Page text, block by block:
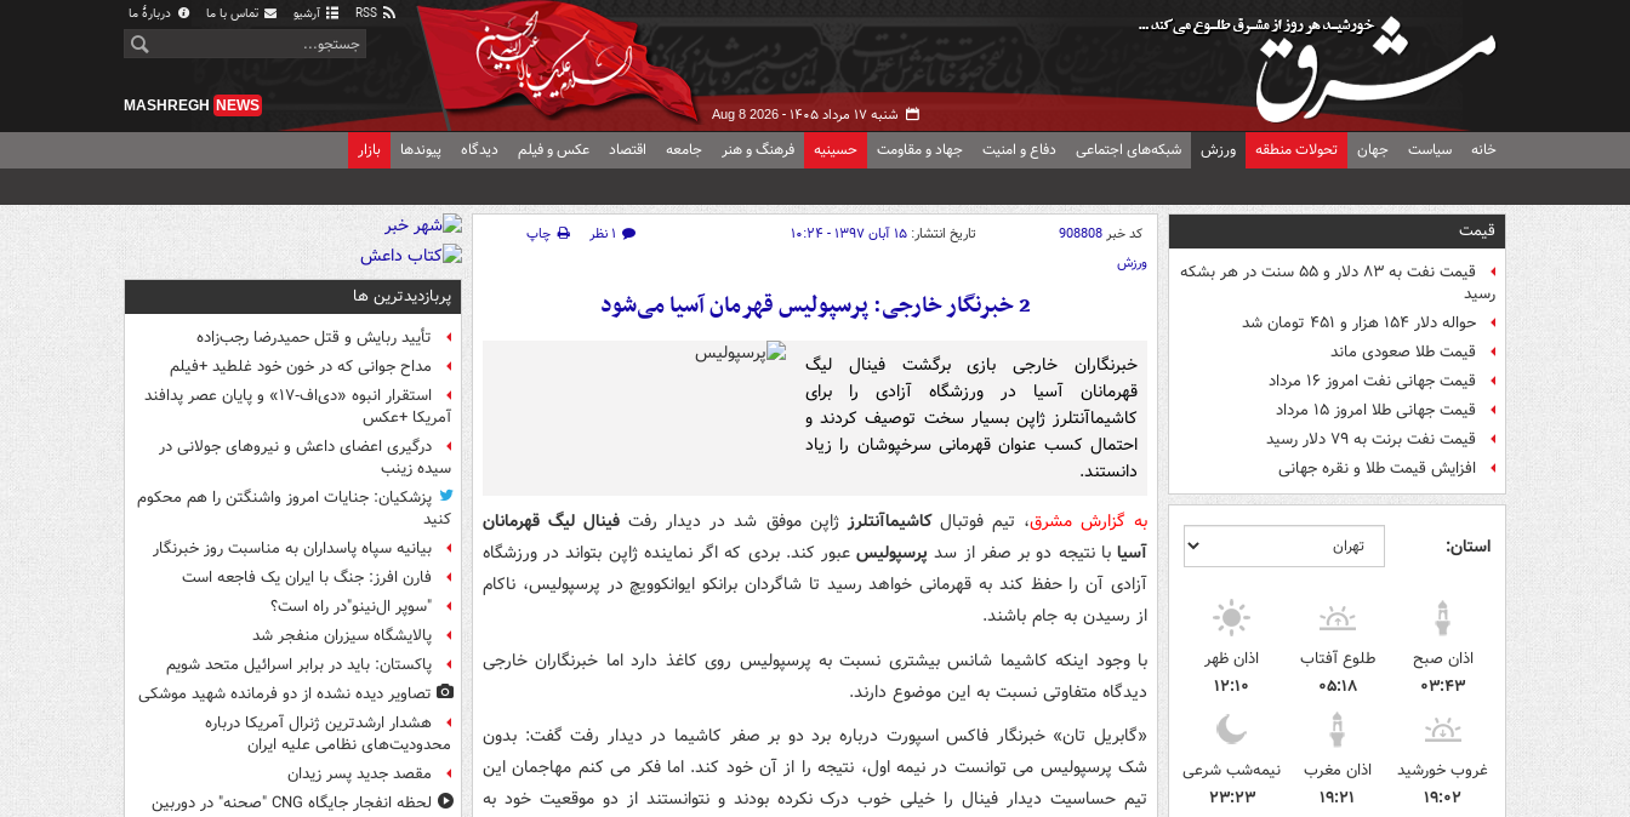
آرشیو تماس با ما دربارهٔ ما
شنبه ۱۷ مرداد ۱۴۰۵ - Aug 8 2026
MASHREGH NEWS
خانه سیاست جهان تحولات منطقه ورزش شبکه‌های اجتماعی دفاع و امنیت جهاد و مقاومت حسینیه فرهنگ و هنر جامعه اقتصاد عکس و فیلم دیدگاه پیوندها بازار
قیمت
قیمت نفت به ۸۳ دلار و ۵۵ سنت در هر بشکه
رسید
حواله دلار ۱۵۴ هزار و ۴۵۱ تومان شد
قیمت طلا صعودی ماند
قیمت جهانی نفت امروز ۱۶ مرداد
قیمت جهانی طلا امروز ۱۵ مرداد
قیمت نفت برنت به ۷۹ دلار رسید
افزایش قیمت طلا و نقره جهانی
استان:
اذان صبح
۰۳:۴۳
طلوع آفتاب
۰۵:۱۸
اذان ظهر
۱۲:۱۰
غروب خورشید
۱۹:۰۲
اذان مغرب
۱۹:۲۱
نیمه‌شب شرعی
۲۳:۲۳
کد خبر908808 تاریخ انتشار: ۱۵ آبان ۱۳۹۷ - ۱۰:۲۴ ۱ نظر
چاپ
ورزش
2 خبرنگار خارجی: پرسپولیس قهرمان آسیا می‌شود
خبرنگاران خارجی بازی برگشت فینال لیگ
قهرمانان آسیا در ورزشگاه آزادی را برای
کاشیماآنتلرز ژاپن بسیار سخت توصیف کردند و
احتمال کسب عنوان قهرمانی سرخپوشان را زیاد
دانستند.
به گزارش مشرق، تیم فوتبالکاشیماآنتلرزژاپن موفق شد در دیدار رفت فینال لیگ قهرمانان
آسیابا نتیجه دو بر صفر از سد پرسپولیس عبور کند. بردی که اگر نماینده ژاپن بتواند در ورزشگاه
آزادی آن را حفظ کند به قهرمانی خواهد رسید تا شاگردان برانکو ایوانکوویچ در پرسپولیس، ناکام
از رسیدن به جام باشند.
با وجود اینکه کاشیما شانس بیشتری نسبت به پرسپولیس روی کاغذ دارد اما خبرنگاران خارجی
دیدگاه متفاوتی نسبت به این موضوع دارند.
«گابریل تان» خبرنگار فاکس اسپورت درباره برد دو بر صفر کاشیما در دیدار رفت گفت: بدون
شک پرسپولیس می توانست در نیمه اول، نتیجه را از آن خود کند. اما فکر می کنم مهاجمان این
تیم حساسیت دیدار فینال را خیلی خوب درک نکرده بودند و نتوانستند از دو موقعیت خود به
پربازدیدترین ها
تأیید ربایش و قتل حمیدرضا رجب‌زاده
مداح جوانی که در خون خود غلطید +فیلم
استقرار انبوه «دی‌اف‑۱۷» و پایان عصر پدافند
آمریکا +عکس
درگیری اعضای داعش و نیروهای جولانی در
سیده زینب
پزشکیان: جنایات امروز واشنگتن را هم محکوم
کنید
بیانیه سپاه پاسداران به مناسبت روز خبرنگار
فارن افرز: جنگ با ایران یک فاجعه است
"سوپر ال‌نینو"در راه است؟
پالایشگاه سیزران منفجر شد
پاکستان: باید در برابر اسرائیل متحد شویم
تصاویر دیده‌ نشده از دو فرمانده شهید موشکی
هشدار ارشدترین ژنرال آمریکا درباره
محدودیت‌های نظامی علیه ایران
مقصد جدید پسر زیدان
لحظه انفجار جایگاه CNG "صحنه" در دوربین